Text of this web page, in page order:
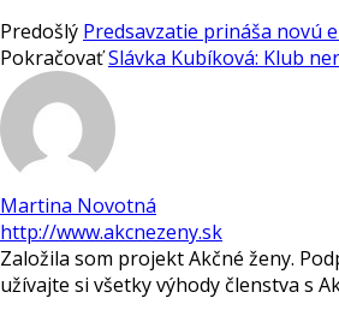
Predošlý Predsavzatie prináša novú
PokračovaťSlávka Kubíková: Klub
Martina Novotná
http://www.akcnezeny.sk
Založila som projekt Akčné ženy.
užívajte si všetky výhody členstva s